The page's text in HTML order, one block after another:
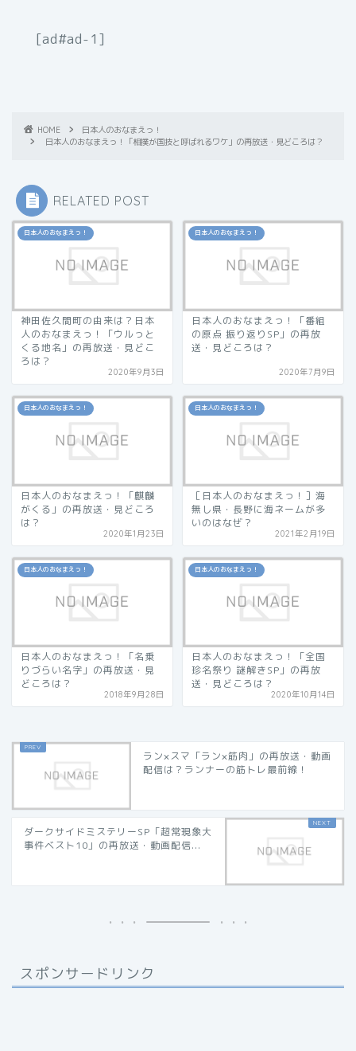
[ad#ad-1]
HOME
日本人のおなまえっ！
日本人のおなまえっ！「相撲が国技と呼ばれるワケ」の再放送・見どころは？
RELATED POST
日本人のおなまえっ！
神田佐久間町の由来は？日本
人のおなまえっ！「ウルっと
くる地名」の再放送・見どこ
ろは？
2020年9月3日
日本人のおなまえっ！
日本人のおなまえっ！「番組
の原点 振り返りSP」の再放
送・見どころは？
2020年7月9日
日本人のおなまえっ！
日本人のおなまえっ！「麒麟
がくる」の再放送・見どころ
は？
2020年1月23日
日本人のおなまえっ！
［日本人のおなまえっ！］海
無し県・長野に海ネームが多
いのはなぜ？
2021年2月19日
日本人のおなまえっ！
日本人のおなまえっ！「名乗
りづらい名字」の再放送・見
どころは？
2018年9月28日
日本人のおなまえっ！
日本人のおなまえっ！「全国
珍名祭り 謎解きSP」の再放
送・見どころは？
2020年10月14日
ラン×スマ「ラン×筋肉」の再放送・動画
配信は？ランナーの筋トレ最前線！
ダークサイドミステリーSP「超常現象大
事件ベスト10」の再放送・動画配信...
スポンサードリンク